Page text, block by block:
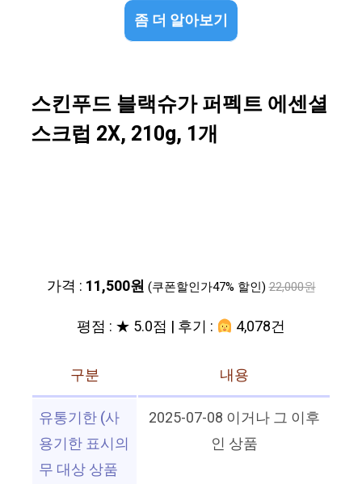
좀 더 알아보기
스킨푸드 블랙슈가 퍼펙트 에센셜
스크럽 2X, 210g, 1개
가격 : 11,500원 (쿠폰할인가47% 할인) 22,000원
평점 : ★ 5.0점 | 후기 : 4,078건
구분
내용
유통기한 (사
용기한 표시의
무 대상 상품
2025-07-08 이거나 그 이후
인 상품